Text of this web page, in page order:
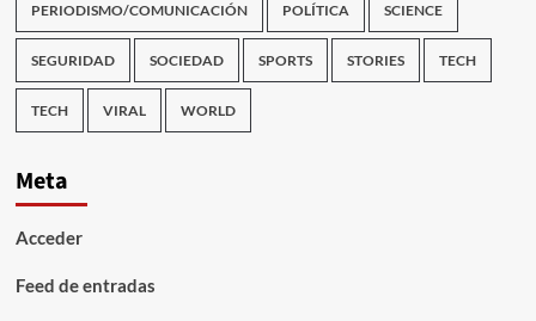
PERIODISMO/COMUNICACIÓN POLÍTICA SCIENCE
SEGURIDAD SOCIEDAD SPORTS STORIES TECH
TECH VIRAL WORLD
Meta
Acceder
Feed de entradas